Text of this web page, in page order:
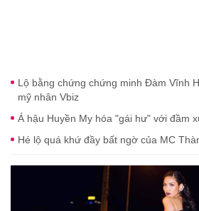
Lộ bằng chứng chứng minh Đàm Vĩnh
mỹ nhân Vbiz
Á hậu Huyền My hóa "gái hư" với đầm
Hé lộ quá khứ đầy bất ngờ của MC